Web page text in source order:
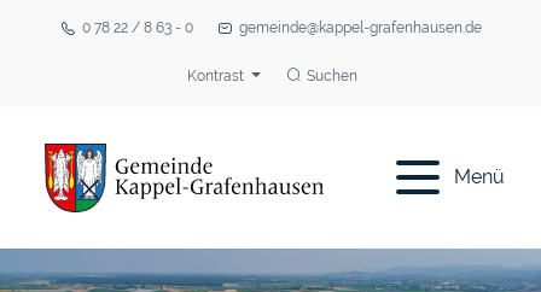
0 78 22 / 8 63 - 0 gemeinde@kappel-grafenhausen.de
Kontrast Suchen
Menü